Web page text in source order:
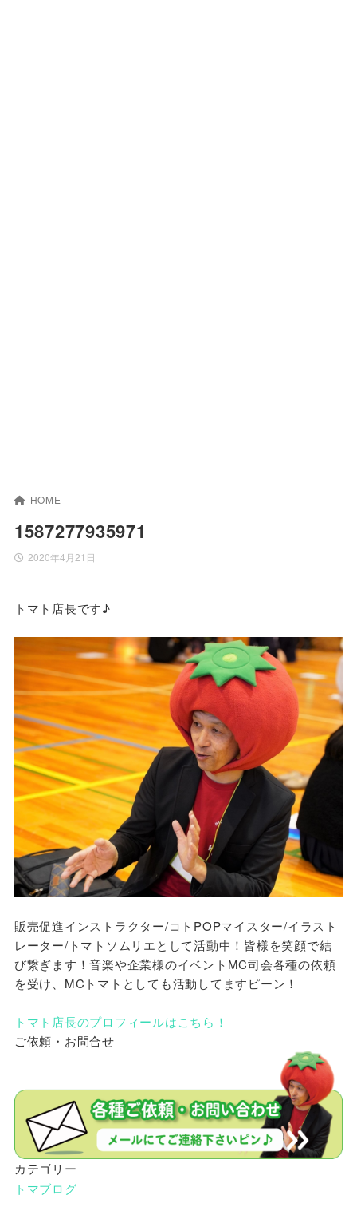
HOME
1587277935971
2020年4月21日
トマト店長です♪
販売促進インストラクター/コトPOPマイスター/イラスト
レーター/トマトソムリエとして活動中！皆様を笑顔で結
び繋ぎます！音楽や企業様のイベントMC司会各種の依頼
を受け、MCトマトとしても活動してますピーン！
トマト店長のプロフィールはこちら！
ご依頼・お問合せ
カテゴリー
トマブログ